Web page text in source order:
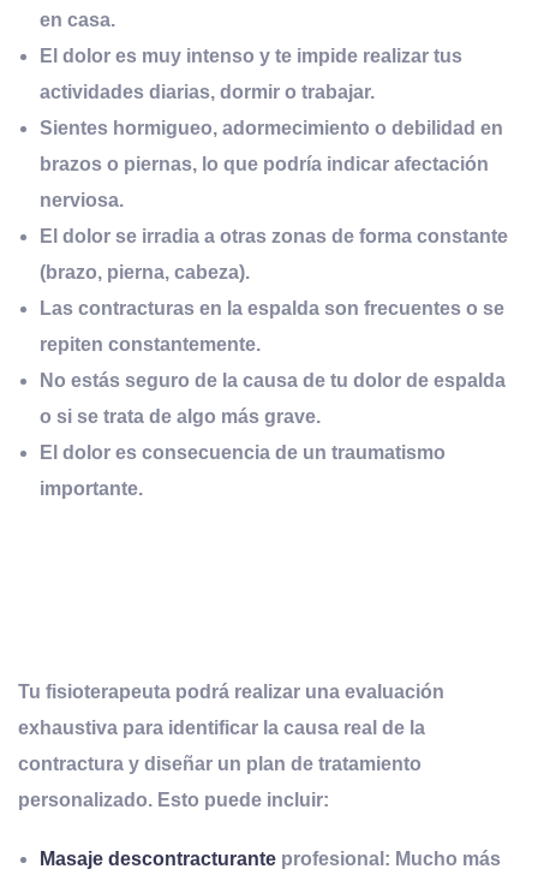
en casa.
El dolor es muy intenso y te impide realizar tus
actividades diarias, dormir o trabajar.
Sientes hormigueo, adormecimiento o debilidad en
brazos o piernas, lo que podría indicar afectación
nerviosa.
El dolorse irradia a otras zonas de forma constante
(brazo, pierna, cabeza).
Las contracturas en la espalda sonfrecuentes o se
repiten constantemente.
No estás seguro de lacausa de tu dolor de espalda
o si se trata de algo más grave.
El dolor es consecuencia de untraumatismo
importante.
Tu fisioterapeuta podrá realizar una evaluación
exhaustiva para identificar la causa real de la
contractura y diseñar un plan de tratamiento
personalizado. Esto puede incluir:
Masaje descontracturante profesional: Mucho más